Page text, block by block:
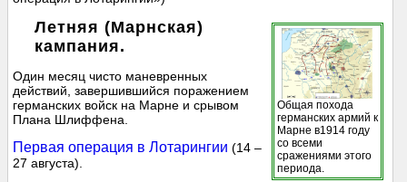
Общая похода
германских армий к
Марне в1914 году
со всеми
сражениями этого
периода.
Летняя (Марнская)
кампания.
Один месяц чисто маневренных
действий, завершившийся поражением
германских войск на Марне и срывом
Плана Шлиффена.
Первая операция в Лотарингии (14 –
27 августа).